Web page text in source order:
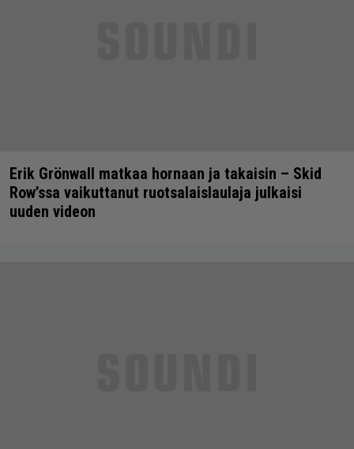
Erik Grönwall matkaa hornaan ja takaisin – Skid
Row’ssa vaikuttanut ruotsalaislaulaja julkaisi
uuden videon